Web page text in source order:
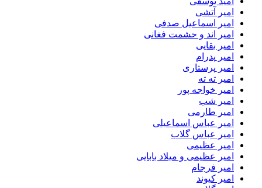
امیر آتشی
امیر اسماعیل صدفی
امیر اند و حشمت فغانی
امیر بقایی
امیر پدرام
امیر پرستاری
امیر ته ته
امیر خواجه پور
امیر شب
امیر طارمی
امیر عباس اسماعیلی
امیر عباس گلاب
امیر عظیمی
امیر عظیمی و میلاد بابایی
امیر فرجام
امیر کیوند